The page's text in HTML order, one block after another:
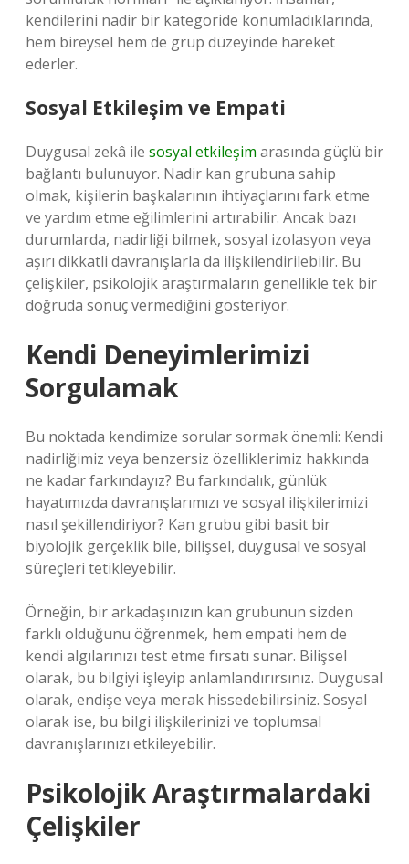
kendilerini nadir bir kategoride konumladıklarında,
hem bireysel hem de grup düzeyinde hareket
ederler.
Sosyal Etkileşim ve Empati
Duygusal zekâ ile sosyal etkileşim arasında güçlü bir
bağlantı bulunuyor. Nadir kan grubuna sahip
olmak, kişilerin başkalarının ihtiyaçlarını fark etme
ve yardım etme eğilimlerini artırabilir. Ancak bazı
durumlarda, nadirliği bilmek, sosyal izolasyon veya
aşırı dikkatli davranışlarla da ilişkilendirilebilir. Bu
çelişkiler, psikolojik araştırmaların genellikle tek bir
doğruda sonuç vermediğini gösteriyor.
Kendi Deneyimlerimizi
Sorgulamak
Bu noktada kendimize sorular sormak önemli: Kendi
nadirliğimiz veya benzersiz özelliklerimiz hakkında
ne kadar farkındayız? Bu farkındalık, günlük
hayatımızda davranışlarımızı ve sosyal ilişkilerimizi
nasıl şekillendiriyor? Kan grubu gibi basit bir
biyolojik gerçeklik bile, bilişsel, duygusal ve sosyal
süreçleri tetikleyebilir.
Örneğin, bir arkadaşınızın kan grubunun sizden
farklı olduğunu öğrenmek, hem empati hem de
kendi algılarınızı test etme fırsatı sunar. Bilişsel
olarak, bu bilgiyi işleyip anlamlandırırsınız. Duygusal
olarak, endişe veya merak hissedebilirsiniz. Sosyal
olarak ise, bu bilgi ilişkilerinizi ve toplumsal
davranışlarınızı etkileyebilir.
Psikolojik Araştırmalardaki
Çelişkiler